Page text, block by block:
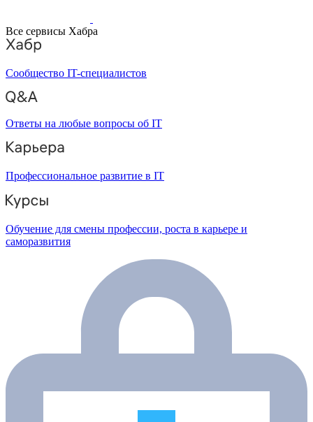
Все сервисы Хабра
Сообщество IT-специалистов
Ответы на любые вопросы об IT
Профессиональное развитие в IT
Обучение для смены профессии, роста в карьере и
саморазвития